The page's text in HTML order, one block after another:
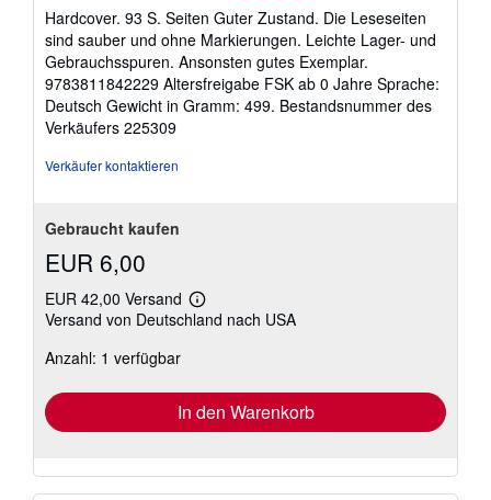
von
5
Sternen
Hardcover. 93 S. Seiten Guter Zustand. Die Leseseiten
sind sauber und ohne Markierungen. Leichte Lager- und
Gebrauchsspuren. Ansonsten gutes Exemplar.
9783811842229 Altersfreigabe FSK ab 0 Jahre Sprache:
Deutsch Gewicht in Gramm: 499. Bestandsnummer des
Verkäufers 225309
Verkäufer kontaktieren
Gebraucht kaufen
EUR 6,00
EUR 42,00 Versand
Weitere
Informationen
Versand von Deutschland nach USA
Anzahl: 1 verfügbar
In den Warenkorb